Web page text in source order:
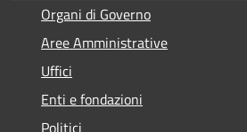
Organi di Governo
Aree Amministrative
Uffici
Enti e fondazioni
Politici